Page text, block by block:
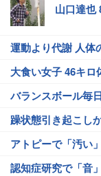
山口達也
運動より代謝 人体
大食い女子 46キロ
バランスボール毎
躁状態引き起こし
アトピーで「汚い
認知症研究で「音